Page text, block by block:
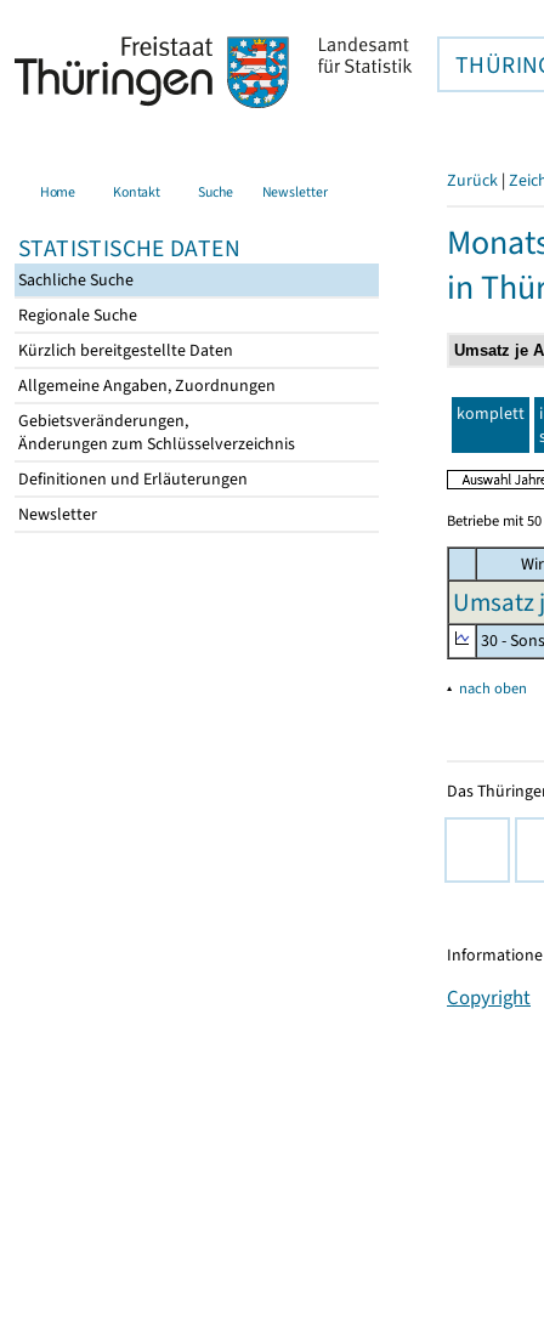
Home Kontakt Suche Newsletter
STATISTISCHE DATEN
Sachliche Suche
Regionale Suche
Kürzlich bereitgestellte Daten
Allgemeine Angaben, Zuordnungen
Gebietsveränderungen,
Änderungen zum Schlüsselverzeichnis
Definitionen und Erläuterungen
Newsletter
Zurück |
in
komplett
Betriebe mit
Umsatz
30 -
▴ nach oben
Das
Copyright